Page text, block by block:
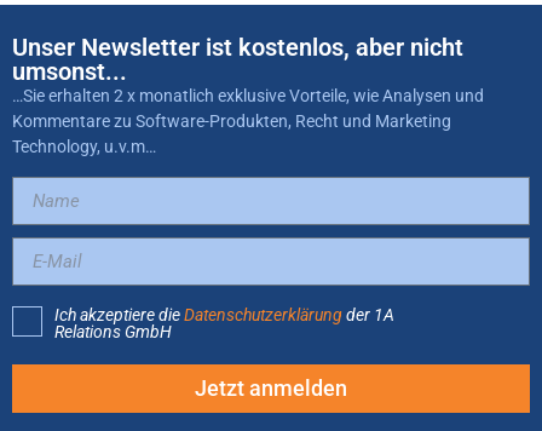
Unser Newsletter ist kostenlos, aber nicht
umsonst...
…Sie erhalten 2 x monatlich exklusive Vorteile, wie Analysen und
Kommentare zu Software-Produkten, Recht und Marketing
Technology, u.v.m…
Ich akzeptiere dieDatenschutzerklärungder 1A
Relations GmbH
Jetzt anmelden